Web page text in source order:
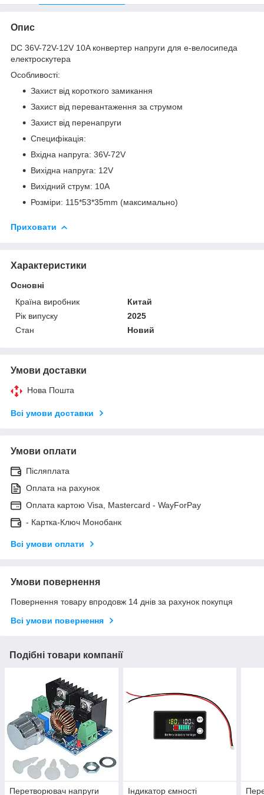
Опис
DC 36V-72V-12V 10A конвертер напруги для e-велосипеда
електроскутера
Особливості:
Захист від короткого замикання
Захист від перевантаження за струмом
Захист від перенапруги
Специфікація:
Вхідна напруга: 36V-72V
Вихідна напруга: 12V
Вихідний струм: 10А
Розміри: 115*53*35mm (максимально)
Приховати
Характеристики
Основні
Країна виробник
Китай
Рік випуску
2025
Стан
Новий
Умови доставки
Нова Пошта
Всі умови доставки
Умови оплати
Післяплата
Оплата на рахунок
Оплата картою Visa, Mastercard - WayForPay
- Картка-Ключ Монобанк
Всі умови оплати
Умови повернення
Повернення товару впродовж 14 днів за рахунок покупця
Всі умови повернення
Подібні товари компанії
Перетворювач напруги Індикатор ємності